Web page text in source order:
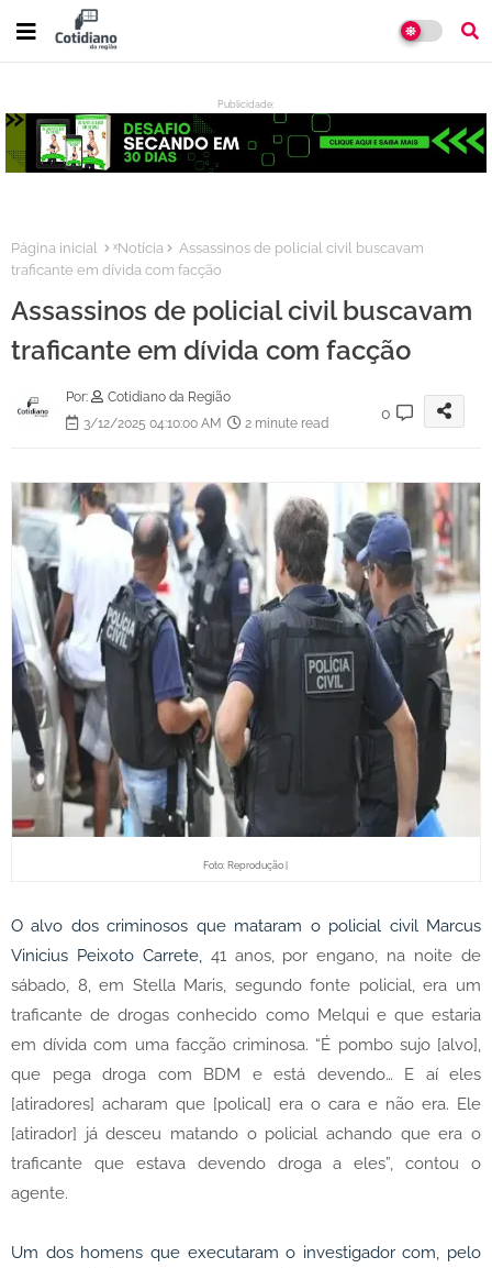
Publicidade:
:
Página inicial ˣNotícia
Assassinos de policial civil buscavam
traficante em dívida com facção
Assassinos de policial civil buscavam
traficante em dívida com facção
Por:
Cotidiano da Região
3/12/2025 04:10:00 AM
2 minute read
0
Foto: Reprodução |
O alvo dos criminosos que mataram o policial civil Marcus
Vinicius Peixoto Carrete,41 anos, por engano, na noite de
sábado, 8, em Stella Maris, segundo fonte policial, era um
traficante de drogas conhecido como Melqui e que estaria
em dívida com uma facção criminosa. “É pombo sujo [alvo],
que pega droga com BDM e está devendo… E aí eles
[atiradores] acharam que [polical] era o cara e não era. Ele
[atirador] já desceu matando o policial achando que era o
traficante que estava devendo droga a eles”, contou o
agente.
Um dos homens que executaram o investigador com, pelo